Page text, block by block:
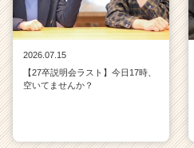
2026.07.15
【27卒説明会ラスト】今日17時、
空いてませんか？